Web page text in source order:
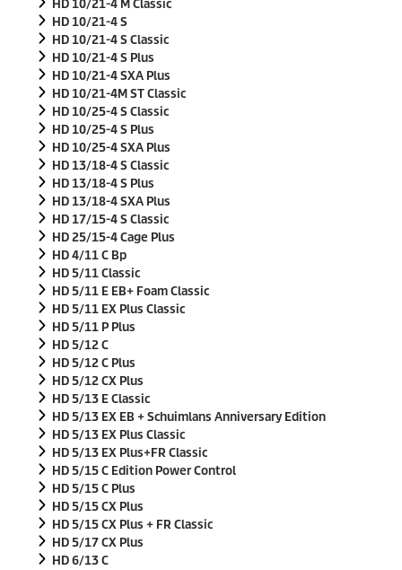
HD 10/21-4 M Classic
HD 10/21-4 S
HD 10/21-4 S Classic
HD 10/21-4 S Plus
HD 10/21-4 SXA Plus
HD 10/21-4M ST Classic
HD 10/25-4 S Classic
HD 10/25-4 S Plus
HD 10/25-4 SXA Plus
HD 13/18-4 S Classic
HD 13/18-4 S Plus
HD 13/18-4 SXA Plus
HD 17/15-4 S Classic
HD 25/15-4 Cage Plus
HD 4/11 C Bp
HD 5/11 Classic
HD 5/11 E EB+ Foam Classic
HD 5/11 EX Plus Classic
HD 5/11 P Plus
HD 5/12 C
HD 5/12 C Plus
HD 5/12 CX Plus
HD 5/13 E Classic
HD 5/13 EX EB + Schuimlans Anniversary Edition
HD 5/13 EX Plus Classic
HD 5/13 EX Plus+FR Classic
HD 5/15 C Edition Power Control
HD 5/15 C Plus
HD 5/15 CX Plus
HD 5/15 CX Plus + FR Classic
HD 5/17 CX Plus
HD 6/13 C